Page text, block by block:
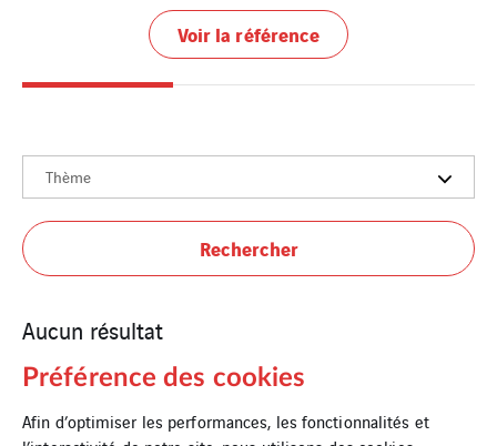
Voir la référence
Thème
Rechercher
Aucun résultat
Préférence des cookies
Afin d’optimiser les performances, les fonctionnalités et